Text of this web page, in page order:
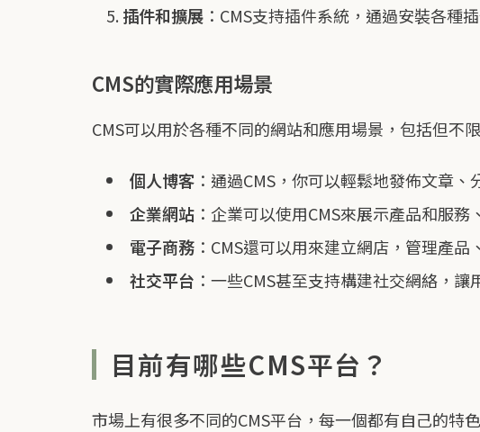
插件和擴展 ：CMS支持插件系統，通過安裝各種
CMS的實際應用場景
CMS可以用於各種不同的網站和應用場景，包括但不限
個人博客 ：通過CMS，你可以輕鬆地發佈文章
企業網站 ：企業可以使用CMS來展示產品和服
電子商務 ：CMS還可以用來建立網店，管理產
社交平台 ：一些CMS甚至支持構建社交網絡，
目前有哪些CMS平台？
市場上有很多不同的CMS平台，每一個都有自己的特